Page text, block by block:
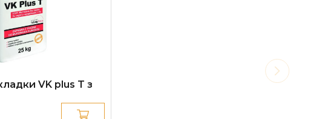
VK plus T з